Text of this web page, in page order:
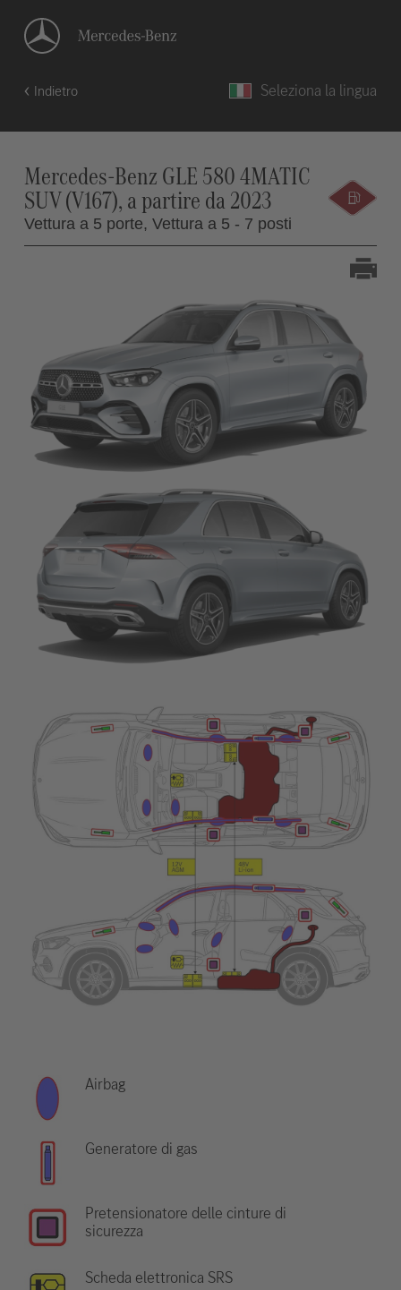
Indietro Seleziona la lingua
Mercedes-Benz GLE 580 4MATIC
SUV (V167), a partire da 2023
Vettura a 5 porte, Vettura a 5 - 7 posti
Airbag
Generatore di gas
Pretensionatore delle cinture di
sicurezza
Scheda elettronica SRS